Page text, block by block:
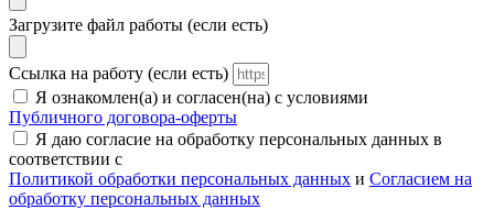
Загрузите файл работы (если есть)
Ссылка на работу (если есть)
Я ознакомлен(а) и согласен(на) с условиями
Публичного договора-оферты
Я даю согласие на обработку персональных данных в
соответствии с
Политикой обработки персональных данных и Согласием на
обработку персональных данных